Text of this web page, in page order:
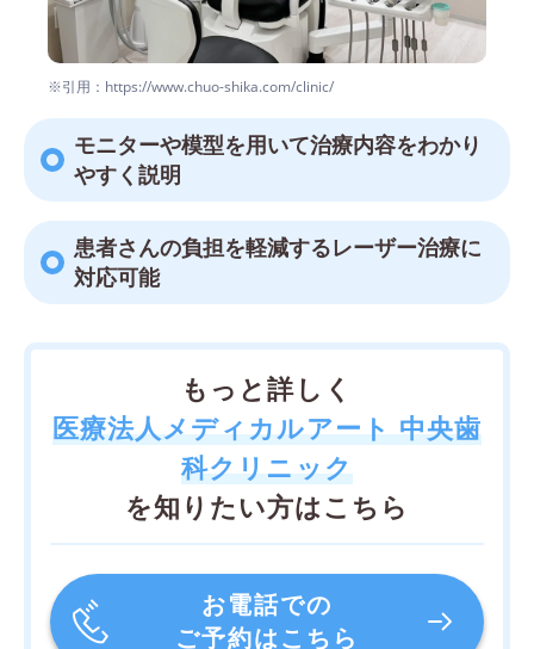
※引用：https://www.chuo-shika.com/clinic/
モニターや模型を用いて治療内容をわかり
やすく説明
患者さんの負担を軽減するレーザー治療に
対応可能
もっと詳しく
医療法人メディカルアート 中央歯
科クリニック
を知りたい方はこちら
お電話での
ご予約はこちら